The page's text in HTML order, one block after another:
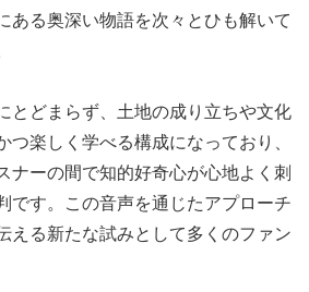
ある奥深い物語を次々とひも解いて
とどまらず、土地の成り立ちや文化
つ楽しく学べる構成になっており、
ナーの間で知的好奇心が心地よく刺
です。この音声を通じたアプローチ
える新たな試みとして多くのファン